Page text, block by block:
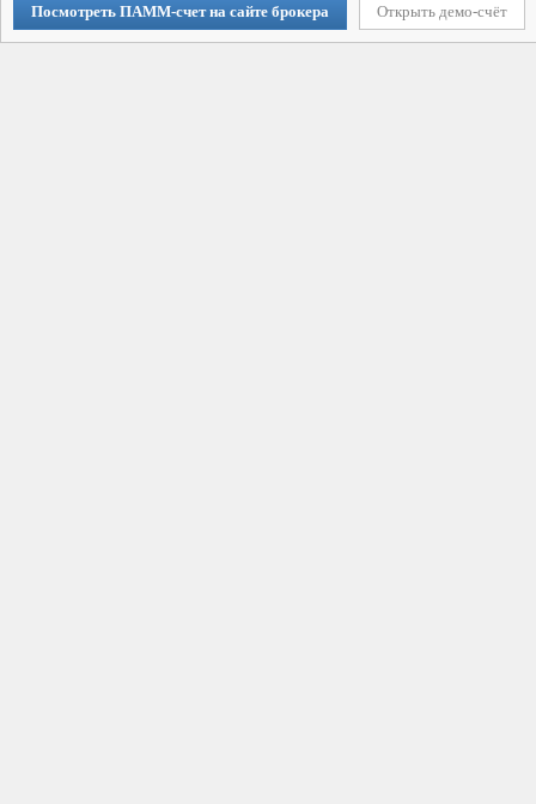
Посмотреть ПАММ-счет на сайте брокера Открыть демо-счёт